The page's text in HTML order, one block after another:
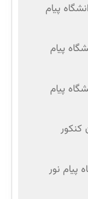
پیام
پیام
پیام
کنکور
پیام نور